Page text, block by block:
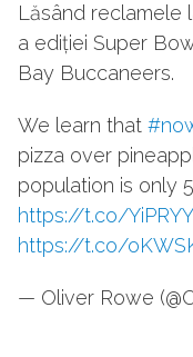
Lăsând reclamele
a ediției Super
Bay Buccaneers.
We learn that
pizza over
population is only
https://t.co/
https://t.co/
— Oliver Rowe